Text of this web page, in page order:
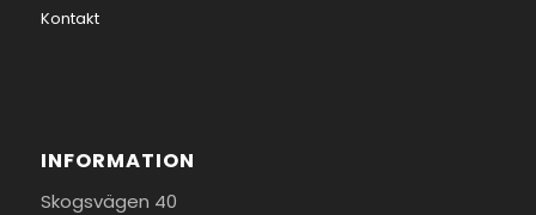
Kontakt
INFORMATION
Skogsvägen 40